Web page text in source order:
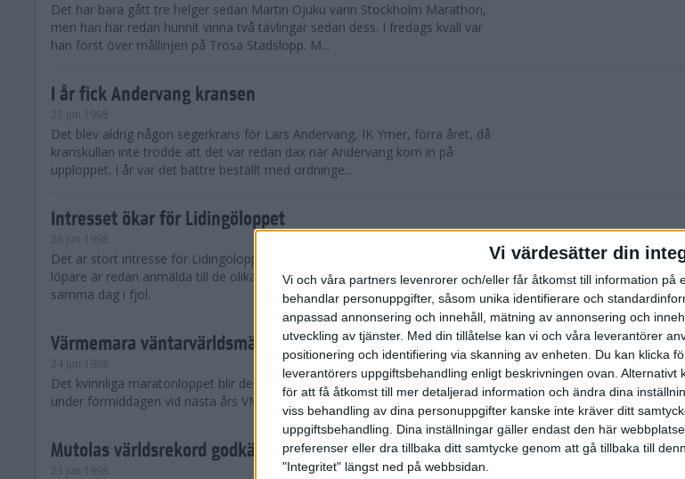
Vi värdesätter din
Vi och våra partners levenrorer och/eller får åtkomst till information på
behandlar personuppgifter, såsom unika identifierare och
anpassad annonsering och innehåll, mätning av annonsering och
utveckling av tjänster. Med din tillåtelse kan vi och våra leverantörer
positionering och identifiering via skanning av enheten. Du kan klicka
leverantörers uppgiftsbehandling enligt beskrivningen ovan.
för att få åtkomst till mer detaljerad information och ändra dina
viss behandling av dina personuppgifter kanske inte kräver ditt
uppgiftsbehandling. Dina inställningar gäller endast den här
preferenser eller dra tillbaka ditt samtycke genom att gå tillbaka till
"Integritet" längst ned på webbsidan.
Det har bara gått tre helger sedan Martin Ojuku vann Stockholm Marathon,
men han har redan hunnit vinna två tävlingar sedan dess. I fredags kväll var
han först över mållinjen på Trosa Stadslopp. M...
I år fick Andervang kransen
27 jun 1998
Det blev aldrig någon segerkrans för Lars Andervang, IK Ymer, förra året, då
kranskullan inte trodde att det var redan dax när Andervang kom in på
upploppet. I år var det bättre beställt med ordninge...
Intresset ökar för Lidingöloppet
26 jun 1998
Det är stort intresse för Lidingöloppet som avgörs den 3-4 oktober. 10 500
löpare är redan anmälda till de olika klassena. Det är hela 2 500 fler än
samma dag i fjol.
Värmemara väntarvärldsmästaraspiranter
24 jun 1998
Det kvinnliga maratonloppet blir den enda gren som kommer att avgöras
under förmiddagen vid nästa års VM i friidrott.
Mutolas världsrekord godkänns ej
23 jun 1998